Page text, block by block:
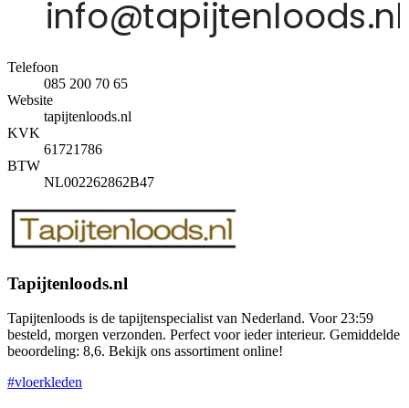
Telefoon
085 200 70 65
Website
tapijtenloods.nl
KVK
61721786
BTW
NL002262862B47
Tapijtenloods.nl
Tapijtenloods is de tapijtenspecialist van Nederland. Voor 23:59
besteld, morgen verzonden. Perfect voor ieder interieur. Gemiddelde
beoordeling: 8,6. Bekijk ons assortiment online!
#vloerkleden